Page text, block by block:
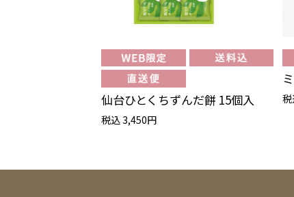
仙台ひとくちずんだ餅 15個入
税込 3,450円